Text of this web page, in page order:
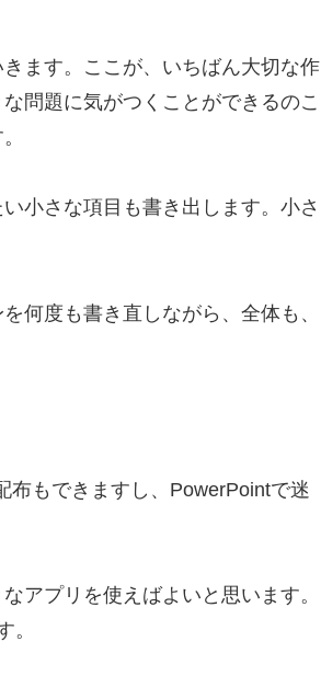
ます。ここが、いちばん大切な作
問題に気がつくことができるのこ
小さな項目も書き出します。小さ
何度も書き直しながら、全体も、
布もできますし、PowerPointで迷
アプリを使えばよいと思います。
。